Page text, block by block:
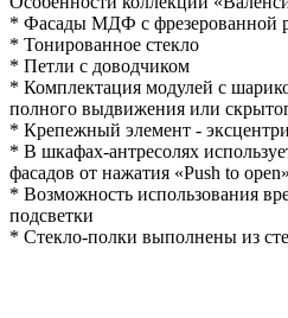
* Фасады МДФ с фрезерованной
* Тонированное стекло
* Петли с доводчиком
* Комплектация модулей с
полного выдвижения или
* Крепежный элемент -
* В шкафах-антресолях
фасадов от нажатия «Push to open»
* Возможность использования
подсветки
* Стекло-полки выполнены из